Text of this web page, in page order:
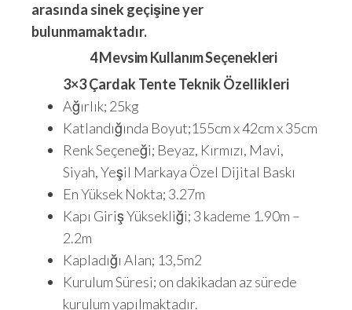
arasında sinek geçişine yer
bulunmamaktadır.
4 Mevsim Kullanım Seçenekleri
3×3 Çardak Tente Teknik Özellikleri
Ağırlık; 25kg
Katlandığında Boyut;155cm x 42cm x 35cm
Renk Seçeneği; Beyaz, Kırmızı, Mavi,
Siyah, Yeşil Markaya Özel Dijital Baskı
En Yüksek Nokta; 3.27m
Kapı Giriş Yüksekliği; 3 kademe 1.90m –
2.2m
Kapladığı Alan; 13,5m2
Kurulum Süresi; on dakikadan az sürede
kurulum yapılmaktadır.